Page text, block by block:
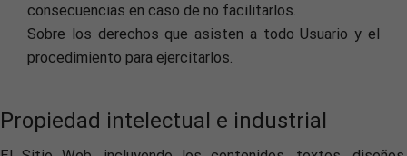
consecuencias en caso de no facilitarlos.
Sobre los derechos que asisten a todo Usuario y el
procedimiento para ejercitarlos.
Propiedad intelectual e industrial